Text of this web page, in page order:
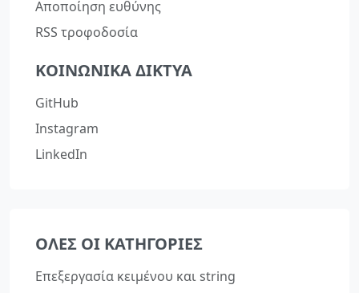
Αποποίηση ευθύνης
RSS τροφοδοσία
ΚΟΙΝΩΝΙΚΆ ΔΊΚΤΥΑ
GitHub
Instagram
LinkedIn
ΌΛΕΣ ΟΙ ΚΑΤΗΓΟΡΊΕΣ
Επεξεργασία κειμένου και string